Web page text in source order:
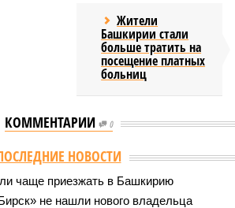
Жители
Башкирии стали
больше тратить на
посещение платных
больниц
КОММЕНТАРИИ 0
НОВОСТИ
чаще приезжать в Башкирию
не нашли нового владельца